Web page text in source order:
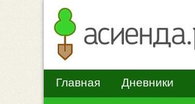
Главная Дневники